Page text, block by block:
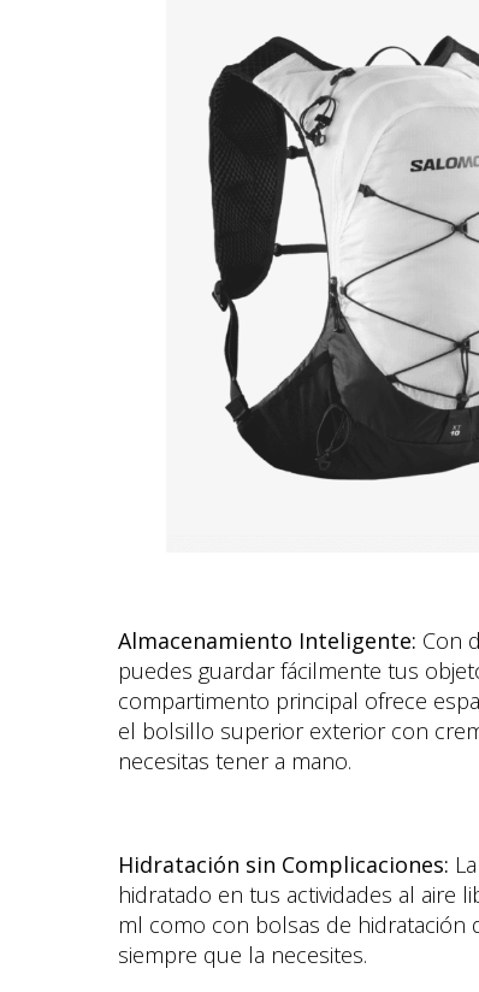
Almacenamiento Inteligente: Con
puedes guardar fácilmente tus
compartimento principal ofrece
el bolsillo superior exterior con
necesitas tener a mano.
Hidratación sin Complicaciones: La
hidratado en tus actividades al aire
ml como con bolsas de hidratación
siempre que la necesites.